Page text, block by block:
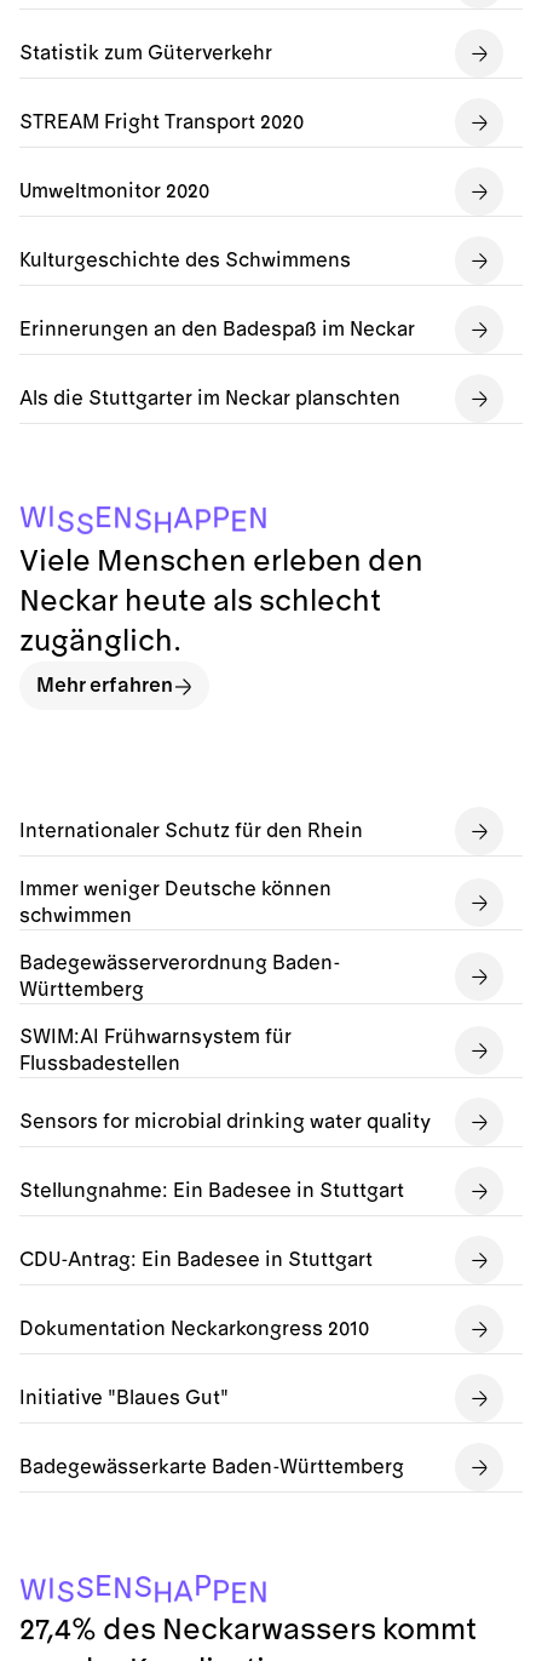
Statistik zum Güterverkehr
STREAM Fright Transport 2020
Umweltmonitor 2020
Kulturgeschichte des Schwimmens
Erinnerungen an den Badespaß im Neckar
Als die Stuttgarter im Neckar planschten
Internationaler Schutz für den Rhein
Immer weniger Deutsche können
schwimmen
Badegewässerverordnung Baden-
Württemberg
SWIM:AI Frühwarnsystem für
Flussbadestellen
Sensors for microbial drinking water quality
Stellungnahme: Ein Badesee in Stuttgart
CDU-Antrag: Ein Badesee in Stuttgart
Dokumentation Neckarkongress 2010
Initiative "Blaues Gut"
Badegewässerkarte Baden-Württemberg
WISSENSHAPPEN
27,4% des Neckarwassers kommt
WISSENSHAPPEN
Viele Menschen erleben den
Neckar heute als schlecht
zugänglich.
Mehr erfahren